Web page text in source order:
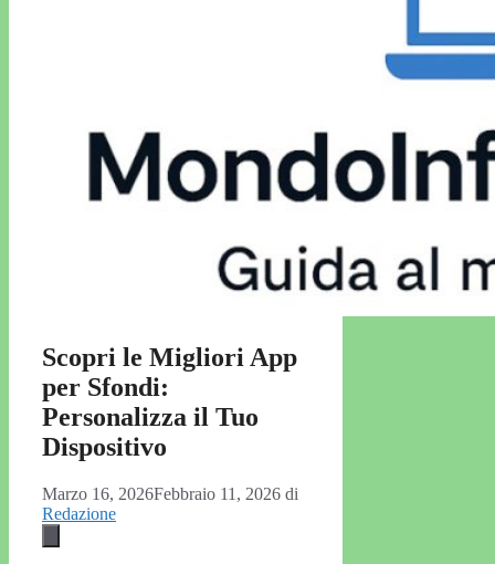
Scopri le Migliori App
per Sfondi:
Personalizza il Tuo
Dispositivo
Marzo 16, 2026Febbraio 11, 2026 di
Redazione